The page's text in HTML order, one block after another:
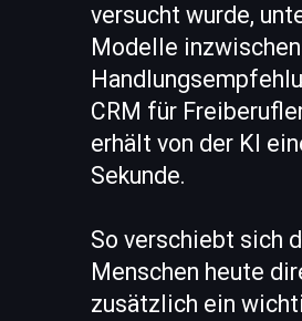
versucht wurde,
Modelle
CRM für
erhält von der KI
Sekunde.
So verschiebt sich
Menschen heute
zusätzlich ein